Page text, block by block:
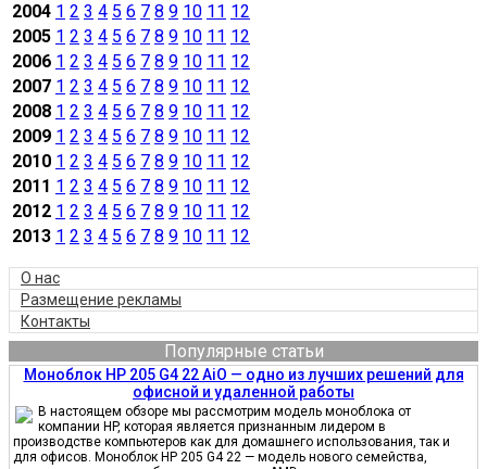
2004 1 2 3 4 5 6 7 8 9 10 11 12
2005 1 2 3 4 5 6 7 8 9 10 11 12
2006 1 2 3 4 5 6 7 8 9 10 11 12
2007 1 2 3 4 5 6 7 8 9 10 11 12
2008 1 2 3 4 5 6 7 8 9 10 11 12
2009 1 2 3 4 5 6 7 8 9 10 11 12
2010 1 2 3 4 5 6 7 8 9 10 11 12
2011 1 2 3 4 5 6 7 8 9 10 11 12
2012 1 2 3 4 5 6 7 8 9 10 11 12
2013 1 2 3 4 5 6 7 8 9 10 11 12
О нас
Размещение рекламы
Контакты
Популярные статьи
Моноблок HP 205 G4 22 AiO — одно из лучших решений для
офисной и удаленной работы
В настоящем обзоре мы рассмотрим модель моноблока от
компании HP, которая является признанным лидером в
производстве компьютеров как для домашнего использования, так и
для офисов. Моноблок HP 205 G4 22 — модель нового семейства,